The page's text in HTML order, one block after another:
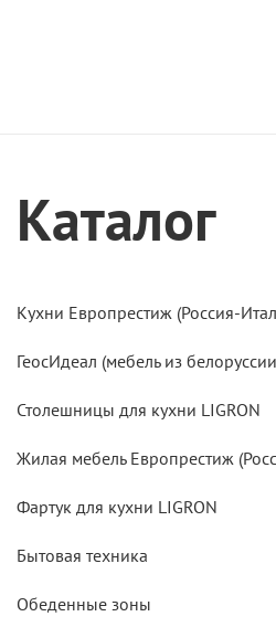
Каталог
Кухни Европрестиж (Россия-
ГеосИдеал (мебель из
Столешницы для кухни LIGRON
Жилая мебель Европрестиж
Фартук для кухни LIGRON
Бытовая техника
Обеденные зоны